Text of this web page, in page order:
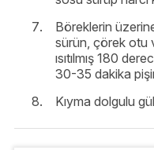
Böreklerin üzerine
sürün, çörek otu
ısıtılmış 180
30-35 dakika
Kıyma dolgulu